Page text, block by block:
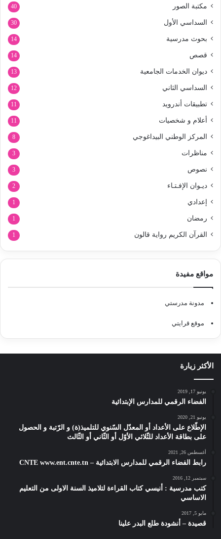
مكتبة الصور 40
السداسي الأول 30
بحوث مدرسية 14
قصص 14
ديوان الخدمات الجامعية 13
السداسي الثاني 12
تطبيقات أندرويد 11
أعلام و شخصيات 11
المركز الوطني البيداغوجي 8
مناظرات 3
نصوص 3
ديـوان الإفـتـاء 2
إعدادي 1
رمضان 1
القرآن الكريم رواية قالون 1
مواقع مفيدة
مدونة مدرستي
موقع قرايتي
الأكثر زيارة
يونيو 17, 2019
الفضاء الرقمي للمدارس الإبتدائية
يونيو 21, 2020
الإطّلاع على الأعداد أو المعدّل السّنوي للتلميذ(ة) و الرّتبة و الحصول
على بطاقة الأعداد للثّلاثي الأوّل أو الثّاني أو الثّالث
أغسطس 26, 2021
رابط الفضاء الرقمي للمدارس الابتدائية – CNTE www.ent.cnte.tn
سبتمبر 12, 2016
كتب مدرسية : أنيسي كتاب القراءة لتلاميذ السنة الاولى من التعليم
الاساسي
مايو 5, 2017
قصيدة – أنشودة طلع البدر علينا